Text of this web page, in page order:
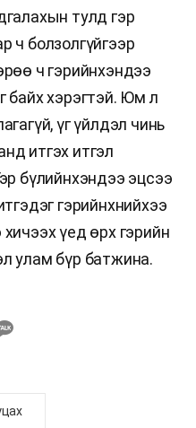
тулд гэр
ч болзолгүйгээр
ч гэрийнхэндээ
байх хэрэгтэй. Юм л
үг үйлдэл чинь
итгэх итгэл
бүлийнхэндээ эцсээ
гэрийнхнийхээ
үед өрх гэрийн
улам бүр батжина.